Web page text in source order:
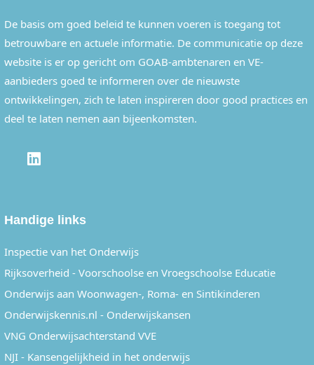
De basis om goed beleid te kunnen voeren is toegang tot
betrouwbare en actuele informatie. De communicatie op deze
website is er op gericht om GOAB-ambtenaren en VE-
aanbieders goed te informeren over de nieuwste
ontwikkelingen, zich te laten inspireren door good practices en
deel te laten nemen aan bijeenkomsten.
Handige links
Inspectie van het Onderwijs
Rijksoverheid - Voorschoolse en Vroegschoolse Educatie
Onderwijs aan Woonwagen-, Roma- en Sintikinderen
Onderwijskennis.nl - Onderwijskansen
VNG Onderwijsachterstand VVE
NJI - Kansengelijkheid in het onderwijs